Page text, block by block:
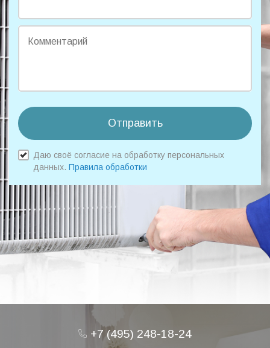
Комментарий
Отправить
Даю своё согласие на обработку персональных
данных. Правила обработки
+7 (495) 248-18-24